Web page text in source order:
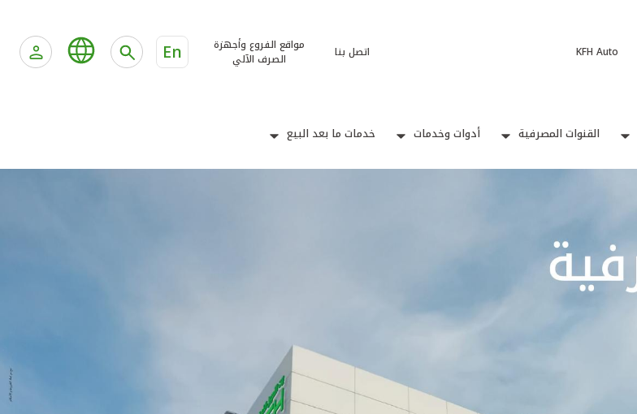
KFH Auto اتصل بنا
مواقع الفروع وأجهزة
الصرف الآلي
En
القنوات المصرفية أدوات وخدمات خدمات ما بعد البيع